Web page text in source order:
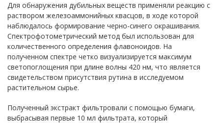
Для обнаружения дубильных веществ применяли реакцию с
раствором железоаммонийных квасцов, в ходе которой
наблюдалось формирование черно-синего окрашивания.
Спектрофотометрический метод был использован для
количественного определения флавоноидов. На
полученном спектре четко визуализируется максимум
светопоглощения при длине волны 420 нм, что является
свидетельством присутствия рутина в исследуемом
растительном сырье.
Полученный экстракт фильтровали с помощью бумаги,
выбрасывая первые 10 мл фильтрата, который